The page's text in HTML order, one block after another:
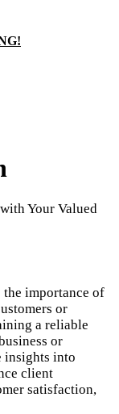
Your Valued
the importance of
or
a reliable
or
insights into
client
satisfaction,